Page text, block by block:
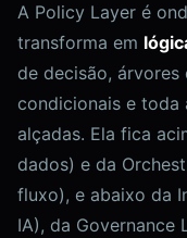
A Policy Layer é
transforma em
de decisão,
condicionais e toda
alçadas. Ela fica
dados) e da
fluxo), e abaixo da
IA), da Governance